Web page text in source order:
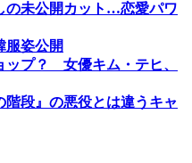
の未公開カット…恋愛パワ
服姿公開
ップ？ 女優キム・テヒ、
段』の悪役とは違うキャ